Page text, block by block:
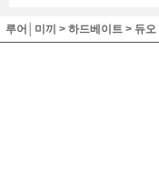
루어│미끼 > 하드베이트 > 듀오